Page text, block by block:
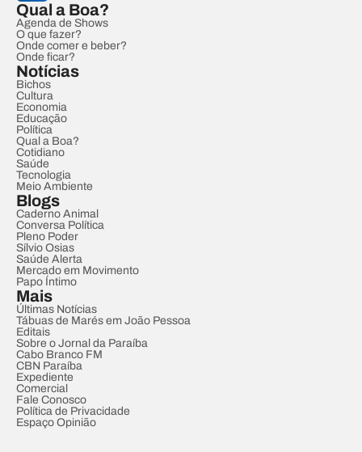
Qual a Boa?
Agenda de Shows
O que fazer?
Onde comer e beber?
Onde ficar?
Notícias
Bichos
Cultura
Economia
Educação
Política
Qual a Boa?
Cotidiano
Saúde
Tecnologia
Meio Ambiente
Blogs
Caderno Animal
Conversa Política
Pleno Poder
Sílvio Osias
Saúde Alerta
Mercado em Movimento
Papo Íntimo
Mais
Últimas Notícias
Tábuas de Marés em João Pessoa
Editais
Sobre o Jornal da Paraíba
Cabo Branco FM
CBN Paraíba
Expediente
Comercial
Fale Conosco
Política de Privacidade
Espaço Opinião